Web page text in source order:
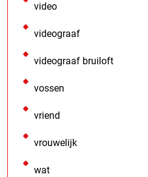
video
videograaf
videograaf bruiloft
vossen
vriend
vrouwelijk
wat